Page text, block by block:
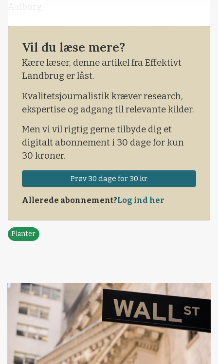
Aalborg.
Årets tema er præcisionsjordbrug, og der vil
blandt andet blive fremvist en spot-sprøjte,
som er det seneste nye indenfor emnet.
Vil du læse mere?
Kære læser, denne artikel fra Effektivt
Landbrug er låst.
Kvalitetsjournalistik kræver research,
ekspertise og adgang til relevante kilder.
Men vi vil rigtig gerne tilbyde dig et
digitalt abonnement i 30 dage for kun
30 kroner.
Prøv 30 dage for 30 kr
Allerede abonnement?Log ind her
Planter